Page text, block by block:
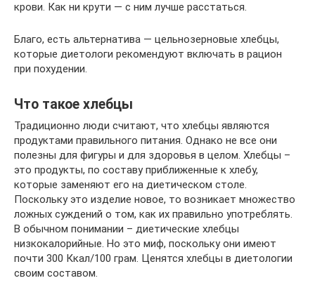
крови. Как ни крути — с ним лучше расстаться.
Благо, есть альтернатива — цельнозерновые хлебцы,
которые диетологи рекомендуют включать в рацион
при похудении.
Что такое хлебцы
Традиционно люди считают, что хлебцы являются
продуктами правильного питания. Однако не все они
полезны для фигуры и для здоровья в целом. Хлебцы –
это продукты, по составу приближенные к хлебу,
которые заменяют его на диетическом столе.
Поскольку это изделие новое, то возникает множество
ложных суждений о том, как их правильно употреблять.
В обычном понимании – диетические хлебцы
низкокалорийные. Но это миф, поскольку они имеют
почти 300 Ккал/100 грам. Ценятся хлебцы в диетологии
своим составом.